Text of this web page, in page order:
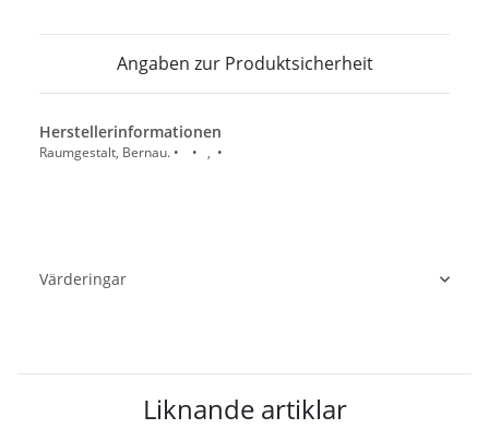
Angaben zur Produktsicherheit
Herstellerinformationen
Raumgestalt, Bernau. • • , •
Värderingar
Liknande artiklar